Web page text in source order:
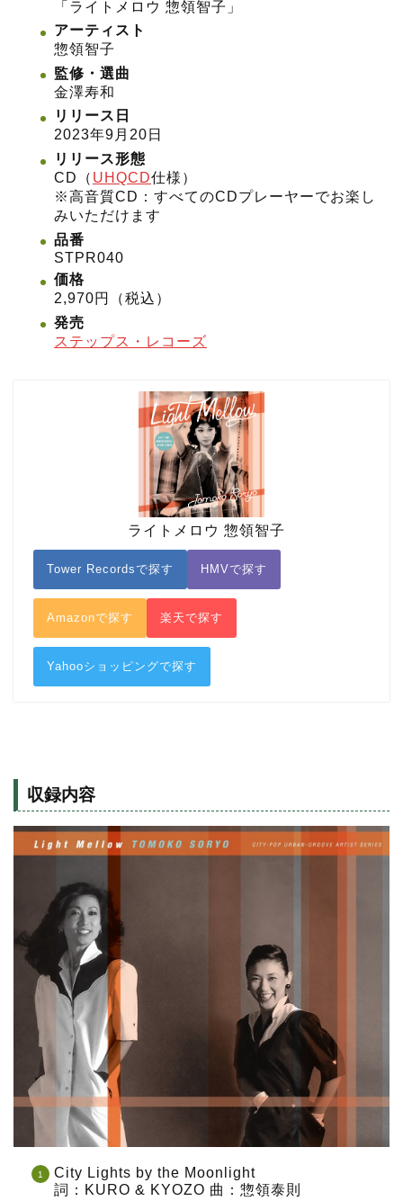
「ライトメロウ 惣領智子」
アーティスト
惣領智子
監修・選曲
金澤寿和
リリース日
2023年9月20日
リリース形態
CD（ UHQCD仕様）
※高音質CD：すべてのCDプレーヤーでお楽し
みいただけます
品番
STPR040
価格
2,970円（税込）
発売
ステップス・レコーズ
ライトメロウ 惣領智子
Tower Recordsで探す HMVで探す
Amazonで探す 楽天で探す
Yahooショッピングで探す
収録内容
City Lights by the Moonlight
詞：KURO & KYOZO 曲：惣領泰則